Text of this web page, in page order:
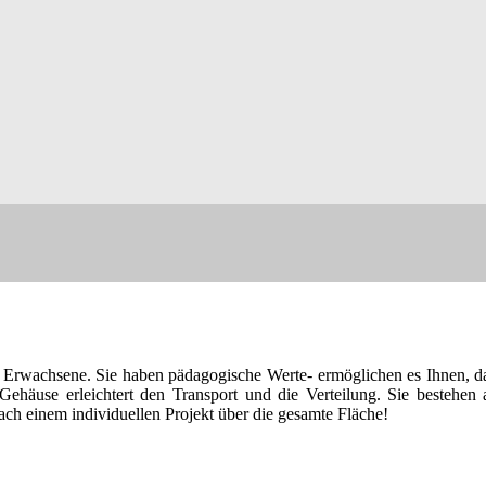
Sie haben pädagogische Werte- ermöglichen es Ihnen,
erleichtert den Transport und die Verteilung. Sie
einem individuellen Projekt über die gesamte Fläche!